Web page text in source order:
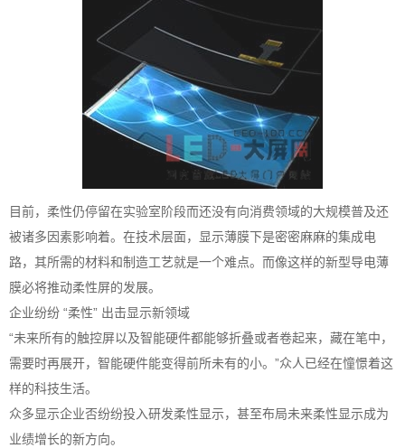
目前，柔性仍停留在实验室阶段而还没有向消费领域的大规模普及还
被诸多因素影响着。在技术层面，显示薄膜下是密密麻麻的集成电
路，其所需的材料和制造工艺就是一个难点。而像这样的新型导电薄
膜必将推动柔性屏的发展。
企业纷纷 “柔性” 出击显示新领域
“未来所有的触控屏以及智能硬件都能够折叠或者卷起来，藏在笔中，
需要时再展开，智能硬件能变得前所未有的小。”众人已经在憧憬着这
样的科技生活。
众多显示企业否纷纷投入研发柔性显示，甚至布局未来柔性显示成为
业绩增长的新方向。